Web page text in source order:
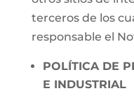
terceros de los
responsable el
POLÍTICA DE
E INDUSTRIAL